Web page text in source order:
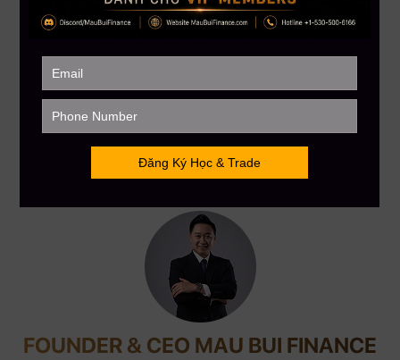
Nguồn: Tổng hợp
MAU BUI FINANCE – Với sứ mệnh giúp hàng triệu người Việt
toàn cầu hiểu biết hơn về đầu tư tài chánh
Hotline: +1 866-212-3389
MauBuiFinance.com
Tham gia Discord VIP Group:
https://go.maubuifinance.com/vip
FOUNDER & CEO MAU BUI FINANCE